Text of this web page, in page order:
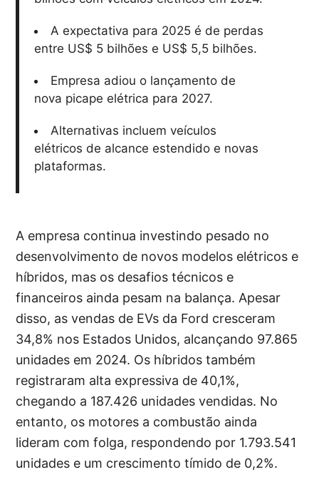
A expectativa para 2025 é de perdas
entre US$ 5 bilhões e US$ 5,5 bilhões.
Empresa adiou o lançamento de
nova picape elétrica para 2027.
Alternativas incluem veículos
elétricos de alcance estendido e novas
plataformas.
A empresa continua investindo pesado no
desenvolvimento de novos modelos elétricos e
híbridos, mas os desafios técnicos e
financeiros ainda pesam na balança. Apesar
disso, as vendas de EVs da Ford cresceram
34,8% nos Estados Unidos, alcançando 97.865
unidades em 2024. Os híbridos também
registraram alta expressiva de 40,1%,
chegando a 187.426 unidades vendidas. No
entanto, os motores a combustão ainda
lideram com folga, respondendo por 1.793.541
unidades e um crescimento tímido de 0,2%.